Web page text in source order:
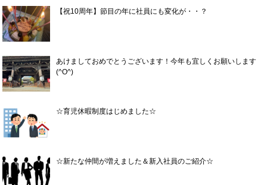
【祝10周年】節目の年に社員にも変化が・・？
あけましておめでとうございます！今年も宜しくお願いします
(^O^)
☆育児休暇制度はじめました☆
☆新たな仲間が増えました＆新入社員のご紹介☆